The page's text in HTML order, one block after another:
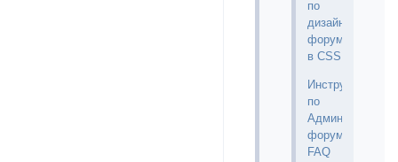
по
дизайну
форума
в CSS
Инструкции
по
форума
FAQ